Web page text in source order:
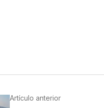
Artículo anterior